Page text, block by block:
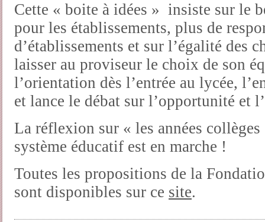
Cette « boite à idées » insiste sur le
pour les établissements, plus de
d’établissements et sur l’égalité des
laisser au proviseur le choix de son
l’orientation dès l’entrée au lycée,
et lance le débat sur l’opportunité et
La réflexion sur « les années
système éducatif est en marche !
Toutes les propositions de la
sont disponibles sur ce site.